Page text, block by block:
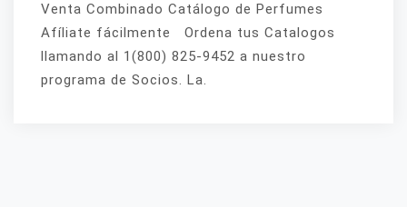
Venta Combinado Catálogo de Perfumes
Afíliate fácilmente Ordena tus Catalogos
llamando al 1(800) 825-9452 a nuestro
programa de Socios. La.